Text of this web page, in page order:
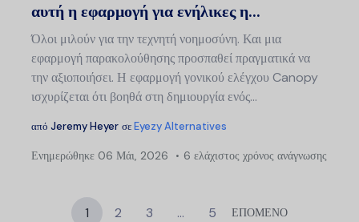
αυτή η εφαρμογή για ενήλικες η...
Όλοι μιλούν για την τεχνητή νοημοσύνη. Και μια
εφαρμογή παρακολούθησης προσπαθεί πραγματικά να
την αξιοποιήσει. Η εφαρμογή γονικού ελέγχου Canopy
ισχυρίζεται ότι βοηθά στη δημιουργία ενός...
από Jeremy Heyer σεEyezy Alternatives
Ενημερώθηκε 06 Μάι, 2026 6 ελάχιστος χρόνος ανάγνωσης
1 2 3 … 5 ΕΠΟΜΕΝΟ